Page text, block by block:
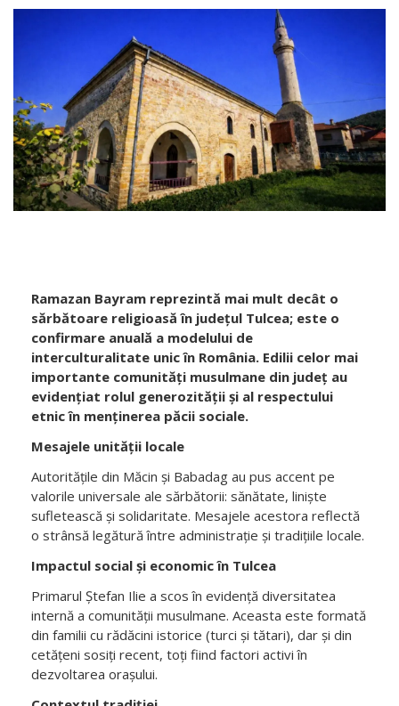
sărbătoare religioasă în județul Tulcea; este o
confirmare anuală a modelului de
interculturalitate unic în România. Edilii celor mai
importante comunități musulmane din județ au
evidențiat rolul generozității și al respectului
etnic în menținerea păcii sociale.
Mesajele unității locale
Autoritățile din Măcin și Babadag au pus accent pe
valorile universale ale sărbătorii: sănătate, liniște
sufletească și solidaritate. Mesajele acestora reflectă
o strânsă legătură între administrație și tradițiile locale.
Impactul social și economic în Tulcea
Primarul Ștefan Ilie a scos în evidență diversitatea
internă a comunității musulmane. Aceasta este formată
din familii cu rădăcini istorice (turci și tătari), dar și din
cetățeni sosiți recent, toți fiind factori activi în
dezvoltarea orașului.
Contextul tradiției